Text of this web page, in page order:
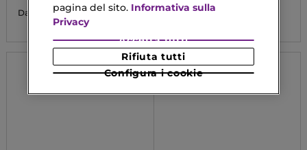
Da 69,60 € 30,80 €
pagina del sito. Informativa sulla
Privacy
Configura i cookie
Rifiuta tutti
Accetta tutti